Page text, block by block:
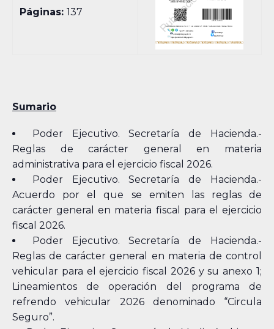
Páginas:137
Sumario
Poder Ejecutivo. Secretaría de Hacienda.-
Reglas de carácter general en materia
administrativa para el ejercicio fiscal 2026.
Poder Ejecutivo. Secretaría de Hacienda.-
Acuerdo por el que se emiten las reglas de
carácter general en materia fiscal para el ejercicio
fiscal 2026.
Poder Ejecutivo. Secretaría de Hacienda.-
Reglas de carácter general en materia de control
vehicular para el ejercicio fiscal 2026 y su anexo 1;
Lineamientos de operación del programa de
refrendo vehicular 2026 denominado “Circula
Seguro”.